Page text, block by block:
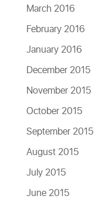
March 2016
February 2016
January 2016
December 2015
November 2015
October 2015
September 2015
August 2015
July 2015
June 2015